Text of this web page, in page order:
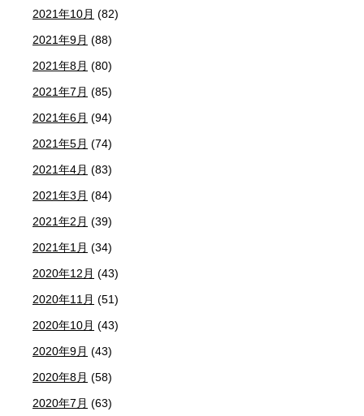
2021年10月 (82)
2021年9月 (88)
2021年8月 (80)
2021年7月 (85)
2021年6月 (94)
2021年5月 (74)
2021年4月 (83)
2021年3月 (84)
2021年2月 (39)
2021年1月 (34)
2020年12月 (43)
2020年11月 (51)
2020年10月 (43)
2020年9月 (43)
2020年8月 (58)
2020年7月 (63)